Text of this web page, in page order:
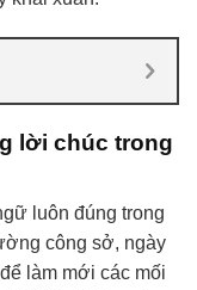
lời chúc trong
luôn đúng trong
công sở, ngày
làm mới các mối